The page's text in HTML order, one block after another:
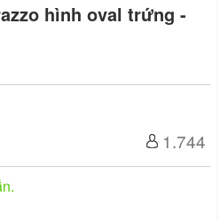
hình oval trứng -
1.744